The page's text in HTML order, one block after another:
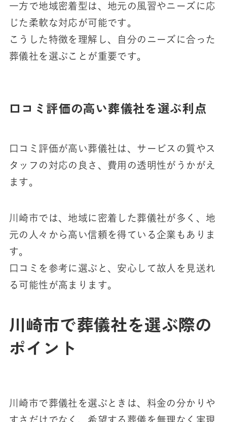
一方で地域密着型は、地元の風習やニーズに応
じた柔軟な対応が可能です。
こうした特徴を理解し、自分のニーズに合った
葬儀社を選ぶことが重要です。
口コミ評価の高い葬儀社を選ぶ利点
口コミ評価が高い葬儀社は、サービスの質やス
タッフの対応の良さ、費用の透明性がうかがえ
ます。
川崎市では、地域に密着した葬儀社が多く、地
元の人々から高い信頼を得ている企業もありま
す。
口コミを参考に選ぶと、安心して故人を見送れ
る可能性が高まります。
川崎市で葬儀社を選ぶ際の
ポイント
川崎市で葬儀社を選ぶときは、料金の分かりや
すさだけでなく、希望する葬儀を無理なく実現